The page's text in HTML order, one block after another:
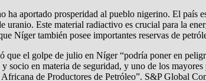
aportado prosperidad al pueblo nigerino. El país
Este material radiactivo es crucial para la
Níger también posee importantes reservas de
el golpe de julio en Níger “podría poner en
en materia de seguridad, y uno de los
de Productores de Petróleo”. S&P Global